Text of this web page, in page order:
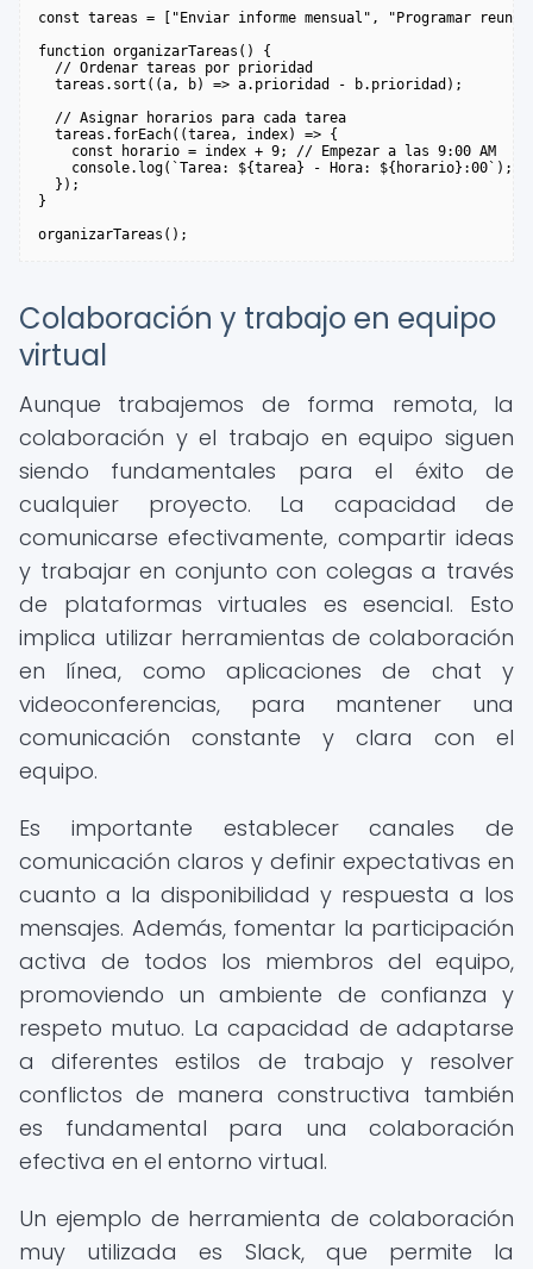
const tareas = ["Enviar informe mensual", "Programar
function organizarTareas() {
  // Ordenar tareas por prioridad
  tareas.sort((a, b) => a.prioridad - b.prioridad);
  // Asignar horarios para cada tarea
  tareas.forEach((tarea, index) => {
    const horario = index + 9; // Empezar a las 9:00 AM
    console.log(`Tarea: ${tarea} - Hora: ${horario}:00`);
  });
}
Colaboración y trabajo en equipo
virtual
Aunque trabajemos de forma remota, la
colaboración y el trabajo en equipo siguen
siendo fundamentales para el éxito de
cualquier proyecto. La capacidad de
comunicarse efectivamente, compartir ideas
y trabajar en conjunto con colegas a través
de plataformas virtuales es esencial. Esto
implica utilizar herramientas de colaboración
en línea, como aplicaciones de chat y
videoconferencias, para mantener una
comunicación constante y clara con el
equipo.
Es importante establecer canales de
comunicación claros y definir expectativas en
cuanto a la disponibilidad y respuesta a los
mensajes. Además, fomentar la participación
activa de todos los miembros del equipo,
promoviendo un ambiente de confianza y
respeto mutuo. La capacidad de adaptarse
a diferentes estilos de trabajo y resolver
conflictos de manera constructiva también
es fundamental para una colaboración
efectiva en el entorno virtual.
Un ejemplo de herramienta de colaboración
muy utilizada es Slack, que permite la